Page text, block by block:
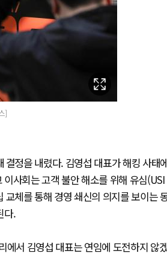
]
정을 내렸다. 김영섭 대표가 해킹 사태
사회는 고객 불안 해소를 위해 유심(USI
체를 통해 경영 쇄신의 의지를 보이는
다.
에서 김영섭 대표는 연임에 도전하지 않겠